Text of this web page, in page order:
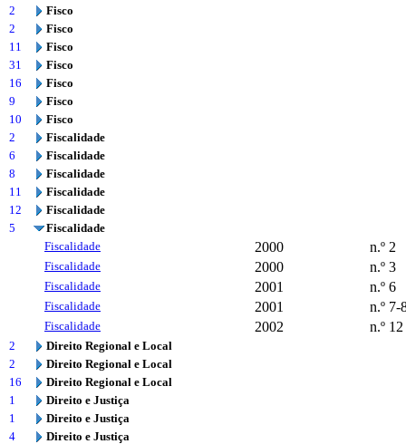
2
Fisco
2
Fisco
11
Fisco
31
Fisco
16
Fisco
9
Fisco
10
Fisco
2
Fiscalidade
6
Fiscalidade
8
Fiscalidade
11
Fiscalidade
12
Fiscalidade
5
Fiscalidade
Fiscalidade
2000 n.º 2
Fiscalidade 2000 n.º 3
Fiscalidade 2001 n.º 6
Fiscalidade 2001 n.º 7-
Fiscalidade 2002 n.º 12
2
Direito Regional e Local
2
Direito Regional e Local
16
Direito Regional e Local
1
Direito e Justiça
1
Direito e Justiça
4
Direito e Justiça